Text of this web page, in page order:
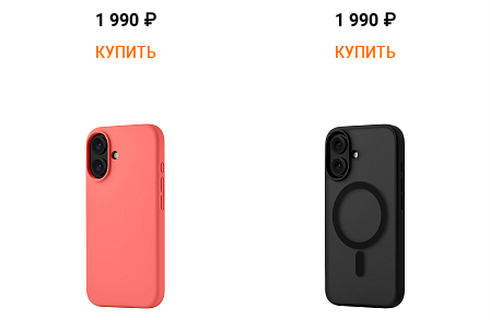
1 990 ₽
КУПИТЬ
1 990 ₽
КУПИТЬ